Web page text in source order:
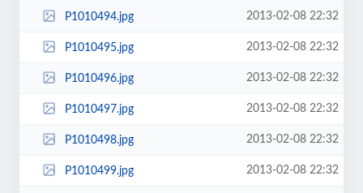
P1010494.jpg 2013-02-08 22:32
P1010495.jpg 2013-02-08 22:32
P1010496.jpg 2013-02-08 22:32
P1010497.jpg 2013-02-08 22:32
P1010498.jpg 2013-02-08 22:32
P1010499.jpg 2013-02-08 22:32